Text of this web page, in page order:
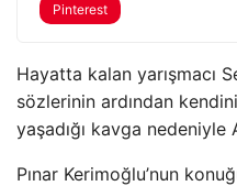
Pinterest
Hayatta kalan yarışmacı
sözlerinin ardından
yaşadığı kavga
Pınar Kerimoğlu’nun